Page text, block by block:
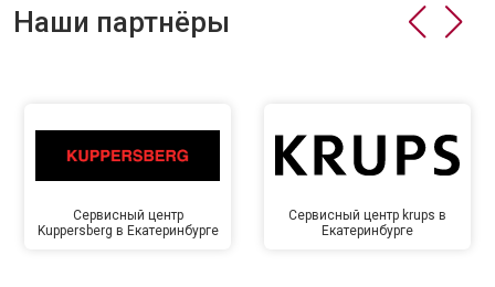
Наши партнёры
Сервисный центр
Kuppersberg в Екатеринбурге
Сервисный центр krups в
Екатеринбурге